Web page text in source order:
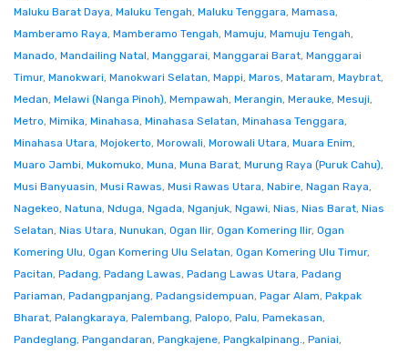
Maluku Barat Daya, Maluku Tengah, Maluku Tenggara, Mamasa,
Mamberamo Raya, Mamberamo Tengah, Mamuju, Mamuju Tengah,
Manado, Mandailing Natal, Manggarai, Manggarai Barat, Manggarai
Timur, Manokwari, Manokwari Selatan, Mappi, Maros, Mataram, Maybrat,
Medan, Melawi (Nanga Pinoh), Mempawah, Merangin, Merauke, Mesuji,
Metro, Mimika, Minahasa, Minahasa Selatan, Minahasa Tenggara,
Minahasa Utara, Mojokerto, Morowali, Morowali Utara, Muara Enim,
Muaro Jambi, Mukomuko, Muna, Muna Barat, Murung Raya (Puruk Cahu),
Musi Banyuasin, Musi Rawas, Musi Rawas Utara, Nabire, Nagan Raya,
Nagekeo, Natuna, Nduga, Ngada, Nganjuk, Ngawi, Nias, Nias Barat, Nias
Selatan, Nias Utara, Nunukan, Ogan Ilir, Ogan Komering Ilir, Ogan
Komering Ulu, Ogan Komering Ulu Selatan, Ogan Komering Ulu Timur,
Pacitan, Padang, Padang Lawas, Padang Lawas Utara, Padang
Pariaman, Padangpanjang, Padangsidempuan, Pagar Alam, Pakpak
Bharat, Palangkaraya, Palembang, Palopo, Palu, Pamekasan,
Pandeglang, Pangandaran, Pangkajene, Pangkalpinang., Paniai,